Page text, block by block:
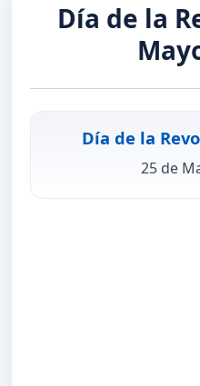
Día de la
Día de la
25 de